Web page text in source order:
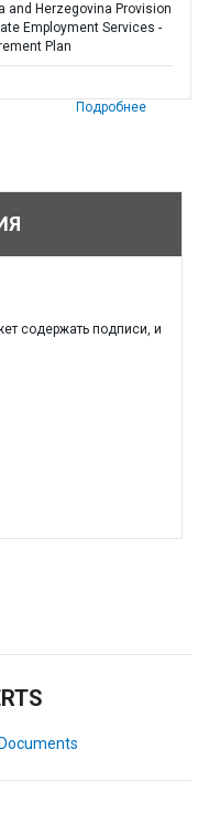
and Herzegovina Provision
Employment Services -
Plan
Подробнее
содержать подписи, и